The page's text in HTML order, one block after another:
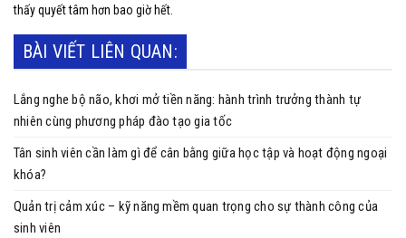
thấy quyết tâm hơn bao giờ hết.
BÀI VIẾT LIÊN QUAN:
Lắng nghe bộ não, khơi mở tiền năng: hành trình trưởng thành tự
nhiên cùng phương pháp đào tạo gia tốc
Tân sinh viên cần làm gì để cân bằng giữa học tập và hoạt động ngoại
khóa?
Quản trị cảm xúc – kỹ năng mềm quan trọng cho sự thành công của
sinh viên